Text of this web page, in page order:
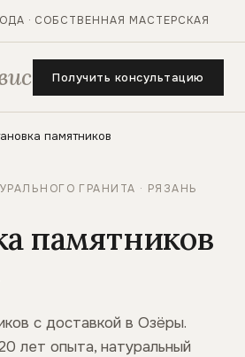
· СОБСТВЕННАЯ МАСТЕРСКАЯ
Получить консультацию
памятников
ГРАНИТА · РЯЗАНЬ
памятников
с доставкой в Озёры.
лет опыта, натуральный